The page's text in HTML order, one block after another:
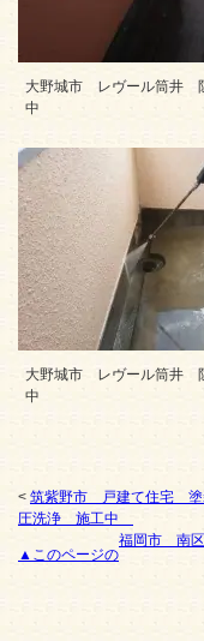
大野城市 レヴール筒井
中
大野城市 レヴール筒井
中
< 筑紫野市 戸建て住宅
圧洗浄 施工中
福岡市 南
▲このページの